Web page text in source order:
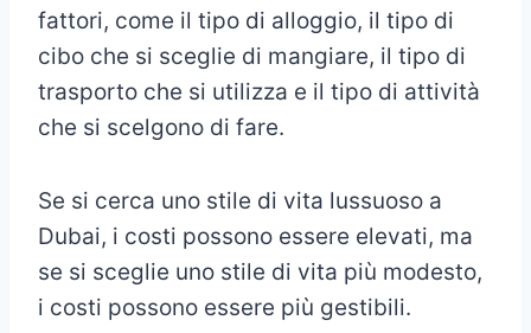
fattori, come il tipo di alloggio, il tipo di
cibo che si sceglie di mangiare, il tipo di
trasporto che si utilizza e il tipo di attività
che si scelgono di fare.
Se si cerca uno stile di vita lussuoso a
Dubai, i costi possono essere elevati, ma
se si sceglie uno stile di vita più modesto,
i costi possono essere più gestibili.